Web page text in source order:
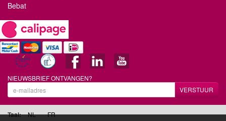
Bebat
NIEUWSBRIEF ONTVANGEN?
VERSTUUR
Taal: NL FR